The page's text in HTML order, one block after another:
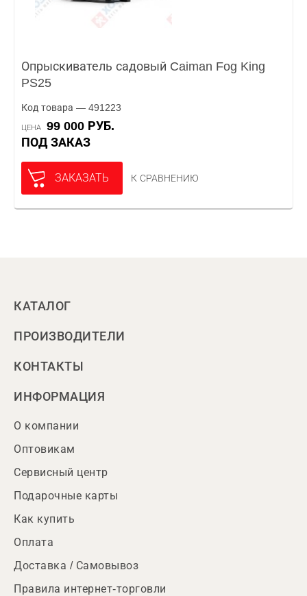
Опрыскиватель садовый Caiman Fog King
PS25
Код товара — 491223
ЦЕНА
99 000 РУБ.
ПОД ЗАКАЗ
ЗАКАЗАТЬ К СРАВНЕНИЮ
КАТАЛОГ
ПРОИЗВОДИТЕЛИ
КОНТАКТЫ
ИНФОРМАЦИЯ
О компании
Оптовикам
Сервисный центр
Подарочные карты
Как купить
Оплата
Доставка / Самовывоз
Правила интернет-торговли